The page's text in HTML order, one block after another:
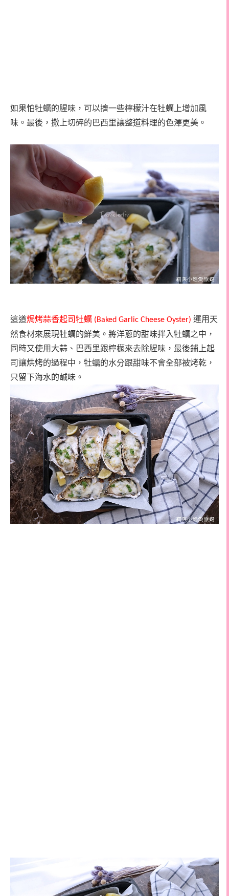
如果怕牡蠣的腥味，可以擠一些檸檬汁在牡蠣上增加風
味。最後，撒上切碎的巴西里讓整道料理的色澤更美。
這道焗烤蒜香起司牡蠣 (Baked Garlic Cheese Oyster) 運用天
然食材來展現牡蠣的鮮美。將洋蔥的甜味拌入牡蠣之中，
同時又使用大蒜、巴西里跟檸檬來去除腥味，最後鋪上起
司讓烘烤的過程中，牡蠣的水分跟甜味不會全部被烤乾，
只留下海水的鹹味。